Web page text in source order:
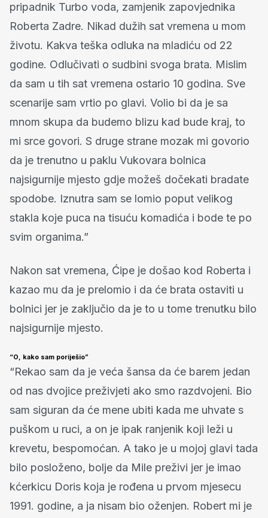
pripadnik Turbo voda, zamjenik zapovjednika
Roberta Zadre. Nikad dužih sat vremena u mom
životu. Kakva teška odluka na mladiću od 22
godine. Odlučivati o sudbini svoga brata. Mislim
da sam u tih sat vremena ostario 10 godina. Sve
scenarije sam vrtio po glavi. Volio bi da je sa
mnom skupa da budemo blizu kad bude kraj, to
mi srce govori. S druge strane mozak mi govorio
da je trenutno u paklu Vukovara bolnica
najsigurnije mjesto gdje možeš dočekati bradate
spodobe. Iznutra sam se lomio poput velikog
stakla koje puca na tisuću komadića i bode te po
svim organima.”
Nakon sat vremena, Ćipe je došao kod Roberta i
kazao mu da je prelomio i da će brata ostaviti u
bolnici jer je zaključio da je to u tome trenutku bilo
najsigurnije mjesto.
“O, kako sam poriješio”
“Rekao sam da je veća šansa da će barem jedan
od nas dvojice preživjeti ako smo razdvojeni. Bio
sam siguran da će mene ubiti kada me uhvate s
puškom u ruci, a on je ipak ranjenik koji leži u
krevetu, bespomoćan. A tako je u mojoj glavi tada
bilo posloženo, bolje da Mile preživi jer je imao
kćerkicu Doris koja je rođena u prvom mjesecu
1991. godine, a ja nisam bio oženjen. Robert mi je